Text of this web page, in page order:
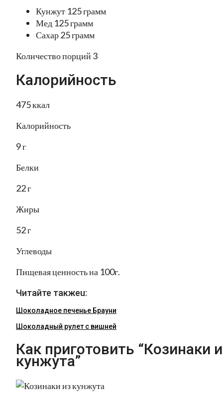
Кунжут 125 грамм
Мед 125 грамм
Сахар 25 грамм
Количество порций 3
Калорийность
475 ккал
Калорийность
9 г
Белки
22 г
Жиры
52 г
Углеводы
Пищевая ценность на 100г.
Читайте такжеu:
Шоколадное печенье Брауни
Шоколадный рулет с вишней
Как приготовить “Козинаки
кунжута”